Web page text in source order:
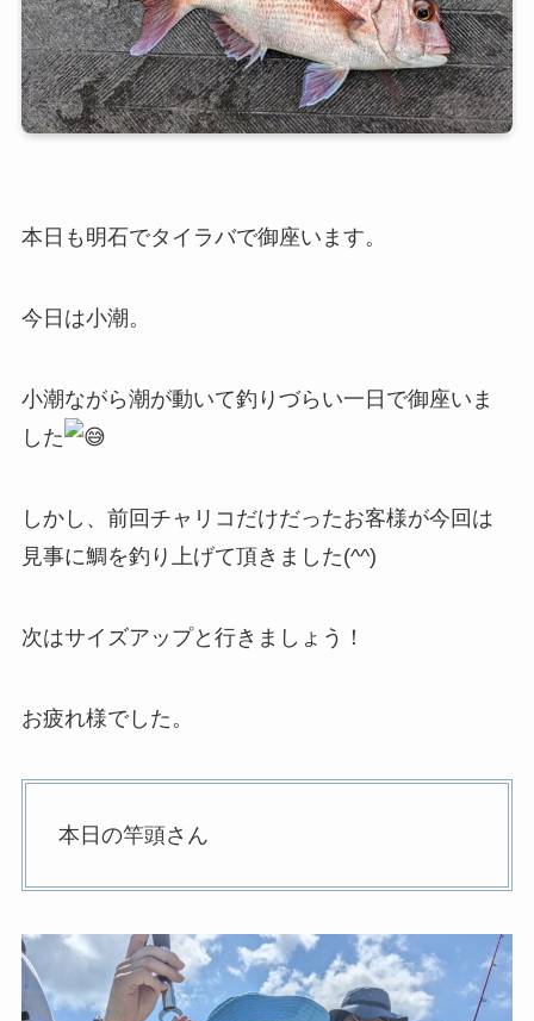
本日も明石でタイラバで御座います。
今日は小潮。
小潮ながら潮が動いて釣りづらい一日で御座いま
した
しかし、前回チャリコだけだったお客様が今回は
見事に鯛を釣り上げて頂きました(^^)
次はサイズアップと行きましょう！
お疲れ様でした。
本日の竿頭さん